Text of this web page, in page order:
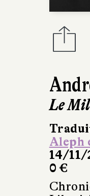
Le
Aleph
14/11/
0 €